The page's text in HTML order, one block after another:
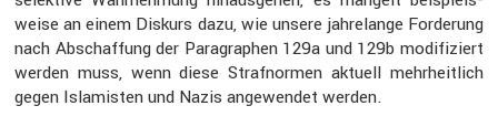
weise an einem Diskurs dazu, wie unsere jahre­lange Forde­rung
nach Abschaf­fung der Paragra­phen 129a und 129b modifi­ziert
werden muss, wenn diese Straf­normen aktuell mehrheit­lich
gegen Islamisten und Nazis angewendet werden.